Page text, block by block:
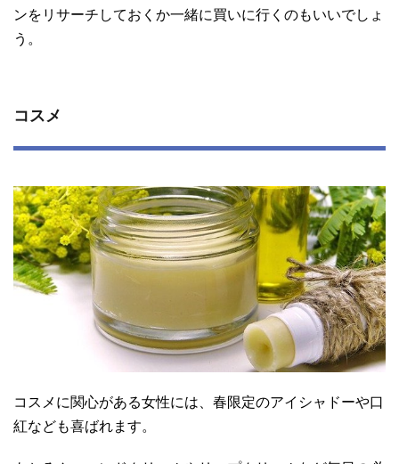
ンをリサーチしておくか一緒に買いに行くのもいいでしょ
う。
コスメ
コスメに関心がある女性には、春限定のアイシャドーや口
紅なども喜ばれます。